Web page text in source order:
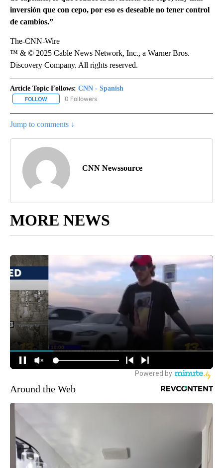
inversión que con cepo, por eso es deseable no tener control
de cambios.”
The-CNN-Wire
™ & © 2025 Cable News Network, Inc., a Warner Bros.
Discovery Company. All rights reserved.
Article Topic Follows: CNN - Spanish
FOLLOW FOLLOW "CNN - SPANISH" TO RECEIVE NOTIFICATIONS ABOUT
0 Followers
Jump to comments ↓
CNN Newssource
MORE NEWS
Around the Web